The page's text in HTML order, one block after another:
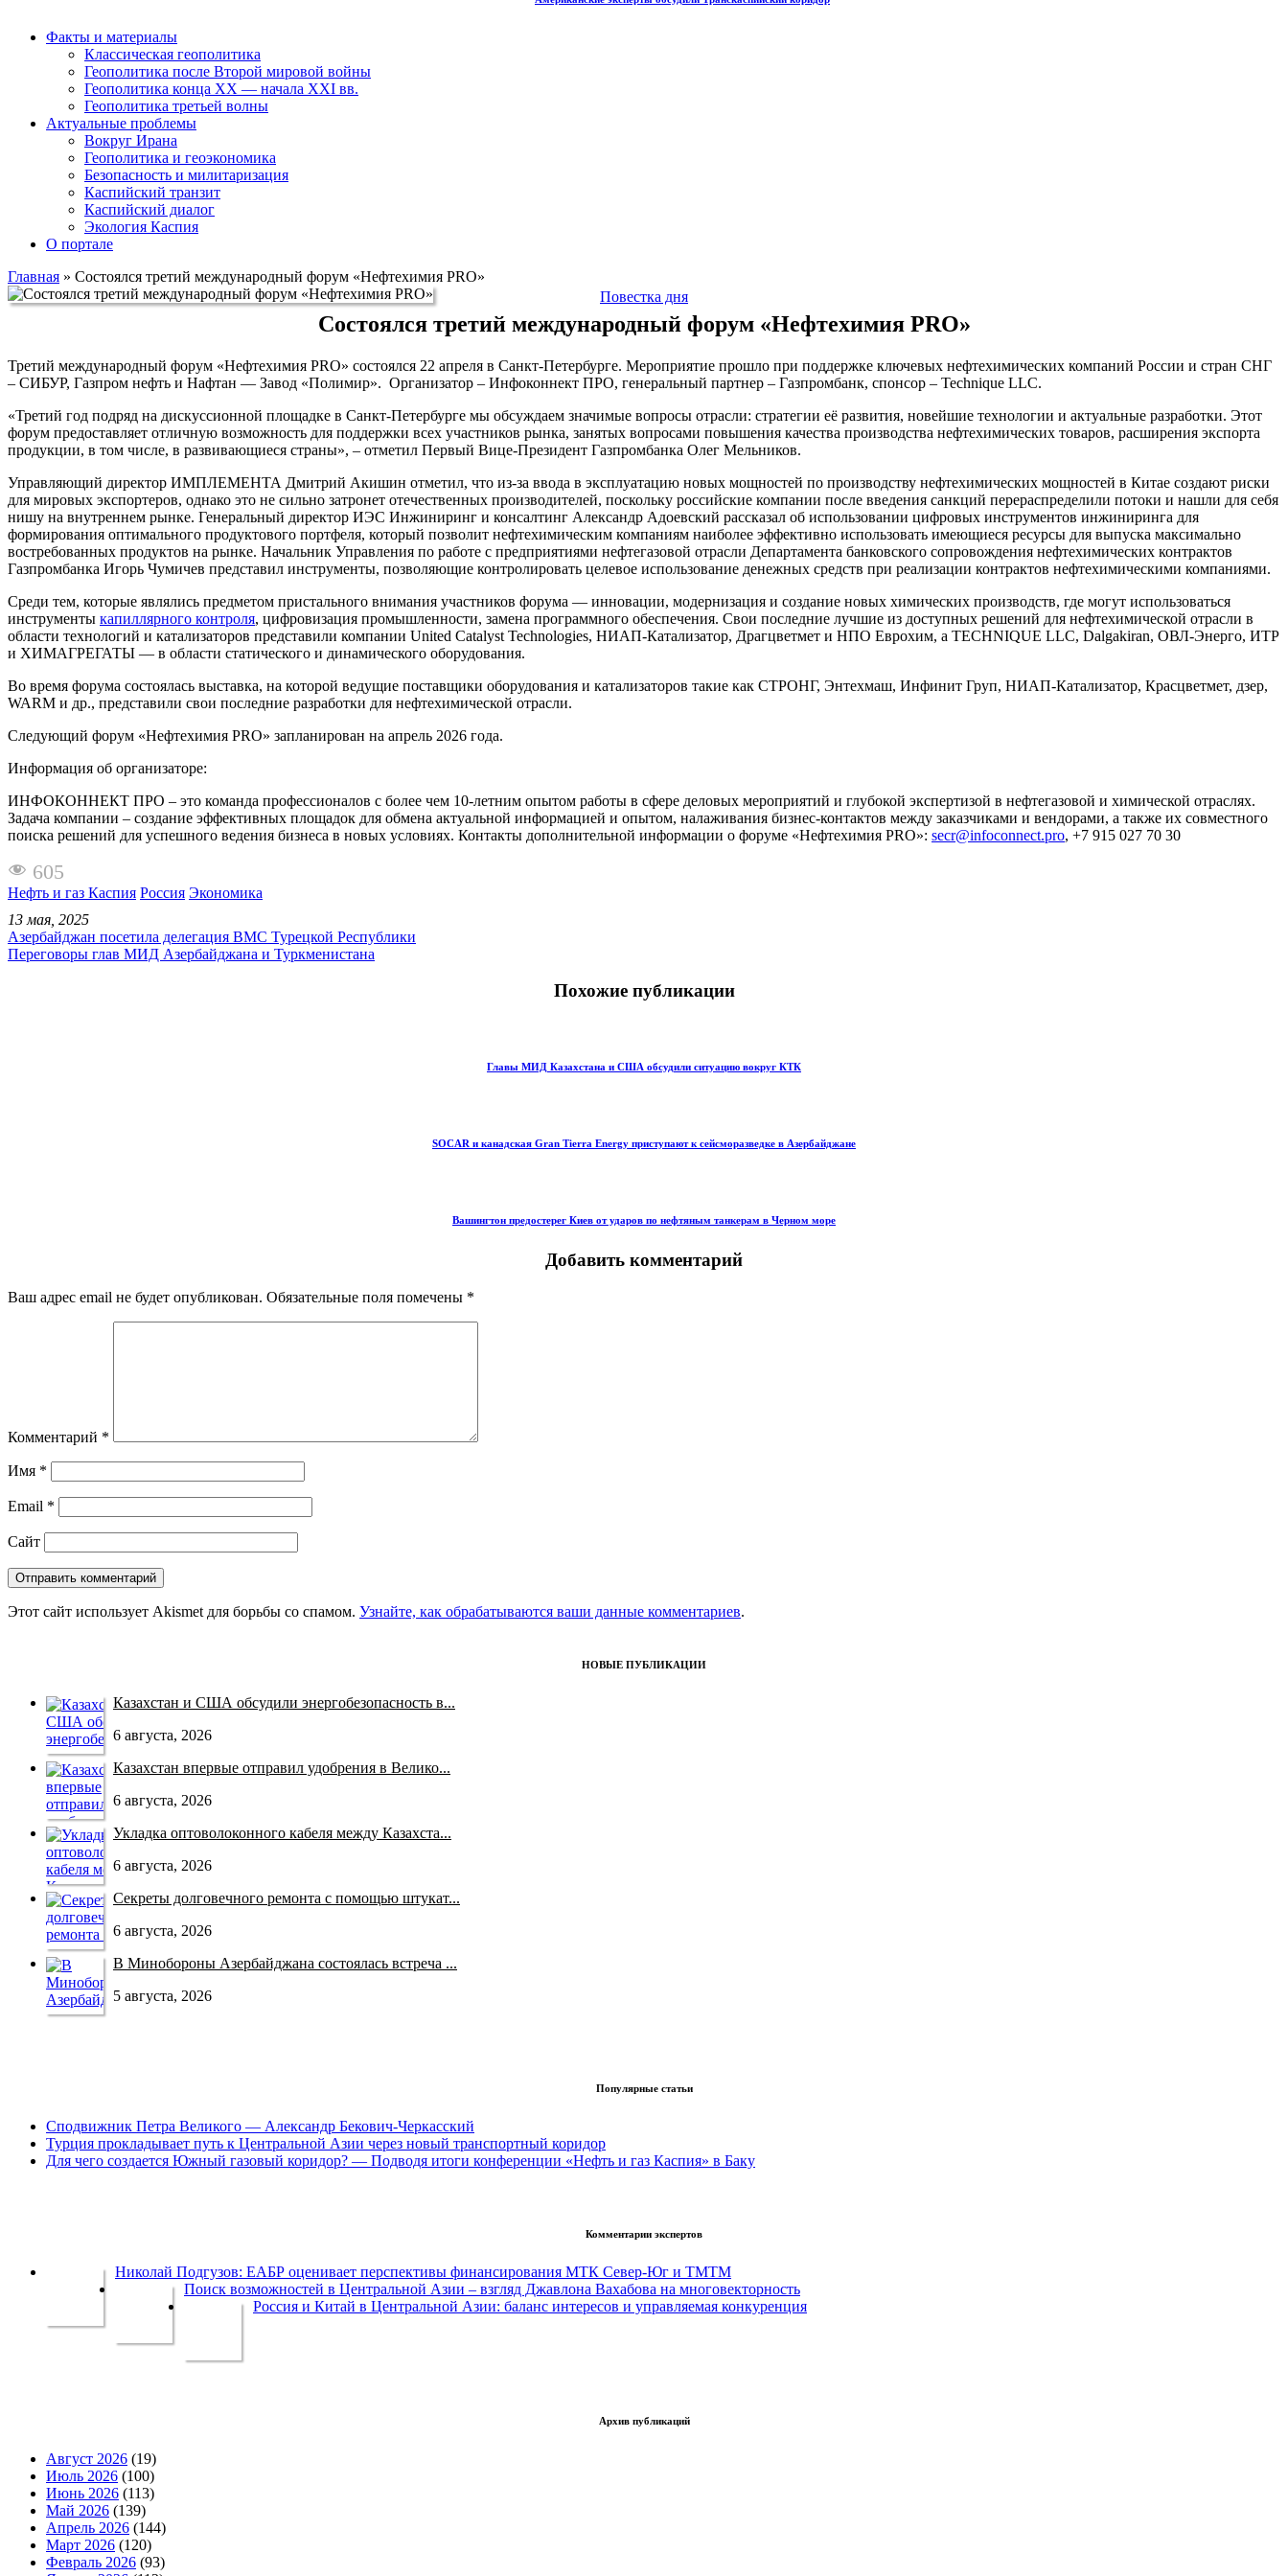
Факты и материалы
Классическая геополитика
Геополитика после Второй мировой войны
Геополитика конца XX — начала XXI вв.
Геополитика третьей волны
Актуальные проблемы
Вокруг Ирана
Геополитика и геоэкономика
Безопасность и милитаризация
Каспийский транзит
Каспийский диалог
Экология Каспия
О портале
Главная » Состоялся третий международный форум «Нефтехимия PRO»
Повестка дня
Состоялся третий международный форум «Нефтехимия PRO»
Третий международный форум «Нефтехимия PRO» состоялся 22 апреля в Санкт-Петербурге. Мероприятие прошло при поддержке ключевых нефтехимических компаний России и стран СНГ
– СИБУР, Газпром нефть и Нафтан — Завод «Полимир». Организатор – Инфоконнект ПРО, генеральный партнер – Газпромбанк, спонсор – Technique LLC.
«Третий год подряд на дискуссионной площадке в Санкт-Петербурге мы обсуждаем значимые вопросы отрасли: стратегии её развития, новейшие технологии и актуальные разработки. Этот
форум предоставляет отличную возможность для поддержки всех участников рынка, занятых вопросами повышения качества производства нефтехимических товаров, расширения экспорта
продукции, в том числе, в развивающиеся страны», – отметил Первый Вице-Президент Газпромбанка Олег Мельников.
Управляющий директор ИМПЛЕМЕНТА Дмитрий Акишин отметил, что из-за ввода в эксплуатацию новых мощностей по производству нефтехимических мощностей в Китае создают риски
для мировых экспортеров, однако это не сильно затронет отечественных производителей, поскольку российские компании после введения санкций перераспределили потоки и нашли для себя
нишу на внутреннем рынке. Генеральный директор ИЭС Инжиниринг и консалтинг Александр Адоевский рассказал об использовании цифровых инструментов инжиниринга для
формирования оптимального продуктового портфеля, который позволит нефтехимическим компаниям наиболее эффективно использовать имеющиеся ресурсы для выпуска максимально
востребованных продуктов на рынке. Начальник Управления по работе с предприятиями нефтегазовой отрасли Департамента банковского сопровождения нефтехимических контрактов
Газпромбанка Игорь Чумичев представил инструменты, позволяющие контролировать целевое использование денежных средств при реализации контрактов нефтехимическими компаниями.
Среди тем, которые являлись предметом пристального внимания участников форума — инновации, модернизация и создание новых химических производств, где могут использоваться
инструменты капиллярного контроля, цифровизация промышленности, замена программного обеспечения. Свои последние лучшие из доступных решений для нефтехимической отрасли в
области технологий и катализаторов представили компании United Catalyst Technologies, НИАП-Катализатор, Драгцветмет и НПО Еврохим, а TECHNIQUE LLC, Dalgakiran, ОВЛ-Энерго, ИТР
и ХИМАГРЕГАТЫ — в области статического и динамического оборудования.
Во время форума состоялась выставка, на которой ведущие поставщики оборудования и катализаторов такие как СТРОНГ, Энтехмаш, Инфинит Груп, НИАП-Катализатор, Красцветмет, дзер,
WARM и др., представили свои последние разработки для нефтехимической отрасли.
Следующий форум «Нефтехимия PRO» запланирован на апрель 2026 года.
Информация об организаторе:
ИНФОКОННЕКТ ПРО – это команда профессионалов с более чем 10-летним опытом работы в сфере деловых мероприятий и глубокой экспертизой в нефтегазовой и химической отраслях.
Задача компании – создание эффективных площадок для обмена актуальной информацией и опытом, налаживания бизнес-контактов между заказчиками и вендорами, а также их совместного
поиска решений для успешного ведения бизнеса в новых условиях. Контакты дополнительной информации о форуме «Нефтехимия PRO»: secr@infoconnect.pro, +7 915 027 70 30
605
Нефть и газ Каспия Россия Экономика
13 мая, 2025
Азербайджан посетила делегация ВМС Турецкой Республики
Переговоры глав МИД Азербайджана и Туркменистана
Похожие публикации
Главы МИД Казахстана и США обсудили ситуацию вокруг КТК
SOCAR и канадская Gran Tierra Energy приступают к сейсморазведке в Азербайджане
Вашингтон предостерег Киев от ударов по нефтяным танкерам в Черном море
Добавить комментарий
Ваш адрес email не будет опубликован. Обязательные поля помечены *
Комментарий *
Имя *
Email *
Сайт
Этот сайт использует Akismet для борьбы со спамом. Узнайте, как обрабатываются ваши данные комментариев.
НОВЫЕ ПУБЛИКАЦИИ
Казахстан и США обсудили энергобезопасность в...
6 августа, 2026
Казахстан впервые отправил удобрения в Велико...
6 августа, 2026
Укладка оптоволоконного кабеля между Казахста...
6 августа, 2026
Секреты долговечного ремонта с помощью штукат...
6 августа, 2026
В Минобороны Азербайджана состоялась встреча ...
5 августа, 2026
Популярные статьи
Сподвижник Петра Великого — Александр Бекович-Черкасский
Турция прокладывает путь к Центральной Азии через новый транспортный коридор
Для чего создается Южный газовый коридор? — Подводя итоги конференции «Нефть и газ Каспия» в Баку
Комментарии экспертов
Николай Подгузов: ЕАБР оценивает перспективы финансирования МТК Север-Юг и ТМТМ
Поиск возможностей в Центральной Азии – взгляд Джавлона Вахабова на многовекторность
Россия и Китай в Центральной Азии: баланс интересов и управляемая конкуренция
Архив публикаций
Август 2026 (19)
Июль 2026 (100)
Июнь 2026 (113)
Май 2026 (139)
Апрель 2026 (144)
Март 2026 (120)
Февраль 2026 (93)